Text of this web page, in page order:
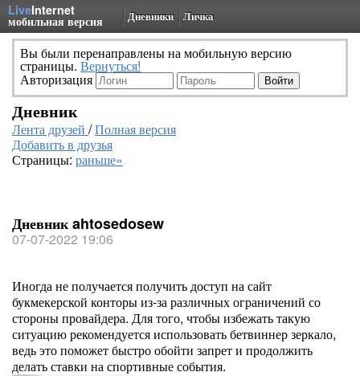
LiveInternet
мобильная версия Дневники Личка
Вы были перенаправлены на мобильную версию
страницы. Вернуться!
Авторизация
Дневник
Лента друзей /Полная версия
Добавить в друзья
Страницы: раньше»
Дневник ahtosedosew
07-07-2022 19:06
Иногда не получается получить доступ на сайт
букмекерской конторы из-за различных ограничений со
стороны провайдера. Для того, чтобы избежать такую
ситуацию рекомендуется использовать бетвиннер зеркало,
ведь это поможет быстро обойти запрет и продолжить
делать ставки на спортивные события.